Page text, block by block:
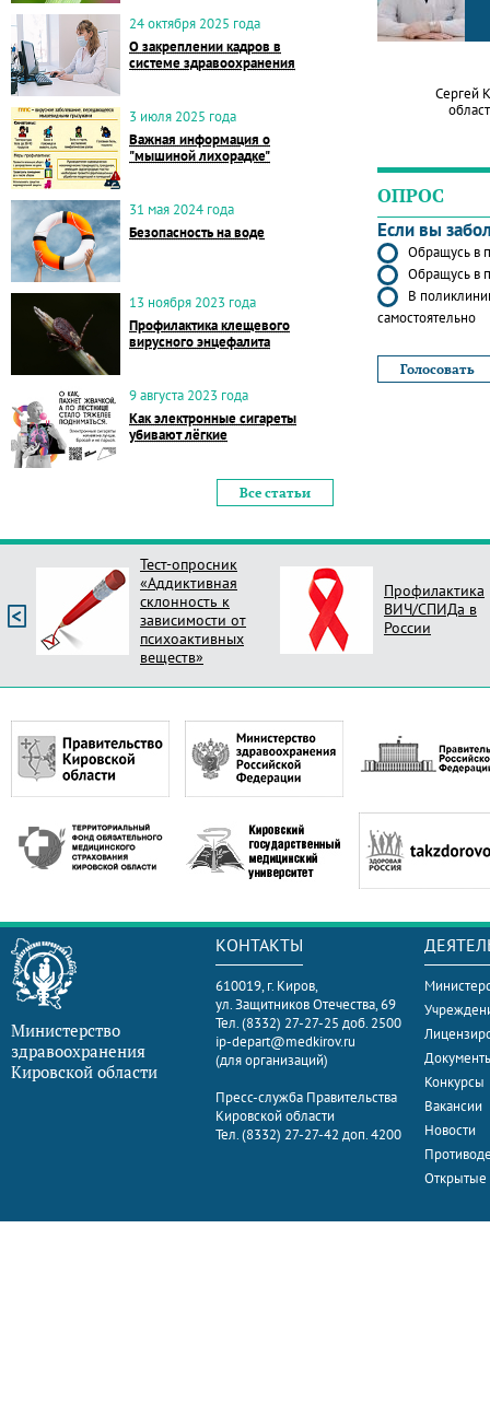
24 октября 2025 года
О закреплении кадров в
системе здравоохранения
3 июля 2025 года
Важная информация о
"мышиной лихорадке"
31 мая 2024 года
Безопасность на воде
13 ноября 2023 года
Профилактика клещевого
вирусного энцефалита
9 августа 2023 года
Как электронные сигареты
убивают лёгкие
Все статьи
Сергей
ОПРОС
Если вы
Обращусь в
Обращусь в
В
самостоятельно
Тест-опросник
«Аддиктивная
склонность к
зависимости от
психоактивных
веществ»
Профилактика
ВИЧ/СПИДа в
России
Министерство
здравоохранения
Кировской области
КОНТАКТЫ
610019, г. Киров,
ул. Защитников Отечества, 69
Тел. (8332) 27-27-25 доб. 2500
ip-depart@medkirov.ru
(для организаций)
Пресс-служба Правительства
Кировской области
Тел. (8332) 27-27-42 доп. 4200
Конкурсы
Вакансии
Новости